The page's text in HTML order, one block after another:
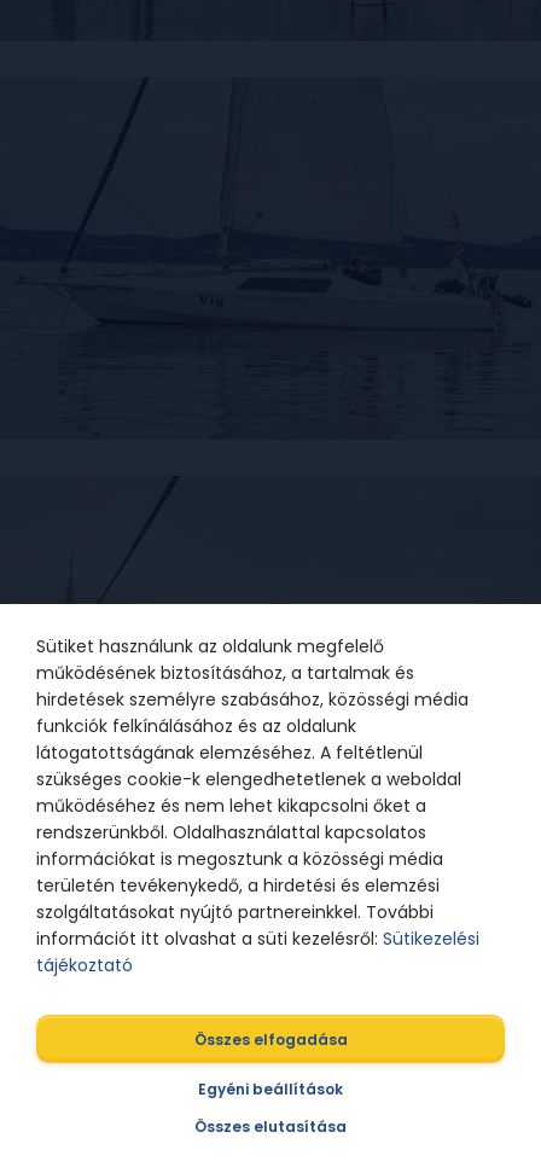
Sütiket használunk az oldalunk megfelelő
működésének biztosításához, a tartalmak és
hirdetések személyre szabásához, közösségi média
funkciók felkínálásához és az oldalunk
látogatottságának elemzéséhez. A feltétlenül
szükséges cookie-k elengedhetetlenek a weboldal
működéséhez és nem lehet kikapcsolni őket a
rendszerünkből. Oldalhasználattal kapcsolatos
információkat is megosztunk a közösségi média
területén tevékenykedő, a hirdetési és elemzési
szolgáltatásokat nyújtó partnereinkkel. További
információt itt olvashat a süti kezelésről: Sütikezelési
tájékoztató
Összes elfogadása
Egyéni beállítások
Összes elutasítása